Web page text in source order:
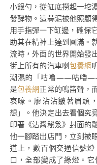
小銀勺，從缸底撈起一坨
發酵物。這蒜泥被他照顧
用手指彈一下缸邊，確保
助其在精神上達到圓滿。
流時，外面的世界開始發
街上所有的汽車喇包養網
潮濕的「咕嚕——咕嚕
是包養網正常的鳴笛聲，
哀嚎。廖沾沾皺著眉頭
想」。他決定出去看個究
印著《沾醬秘笈》封面的
他一腳踏出店門，立刻被
道上，數百個交通信號
口，全部變成了綠燈。